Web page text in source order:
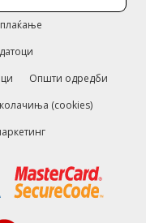
Општи одредби
(cookies)